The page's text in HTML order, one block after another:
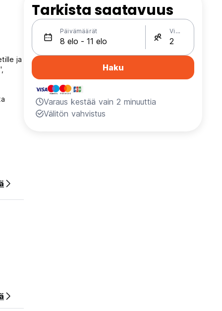
ja
Tarkista saatavuus
Päivämäärät Vieraat
Haku
Varaus kestää vain 2 minuuttia
Välitön vahvistus